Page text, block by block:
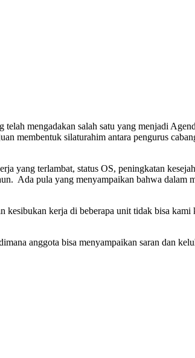
mengadakan salah satu yang menjadi
membentuk silaturahim antara pengurus
yang terlambat, status OS, peningkatan
Ada pula yang menyampaikan bahwa dalam
kerja di beberapa unit tidak bisa
anggota bisa menyampaikan saran dan